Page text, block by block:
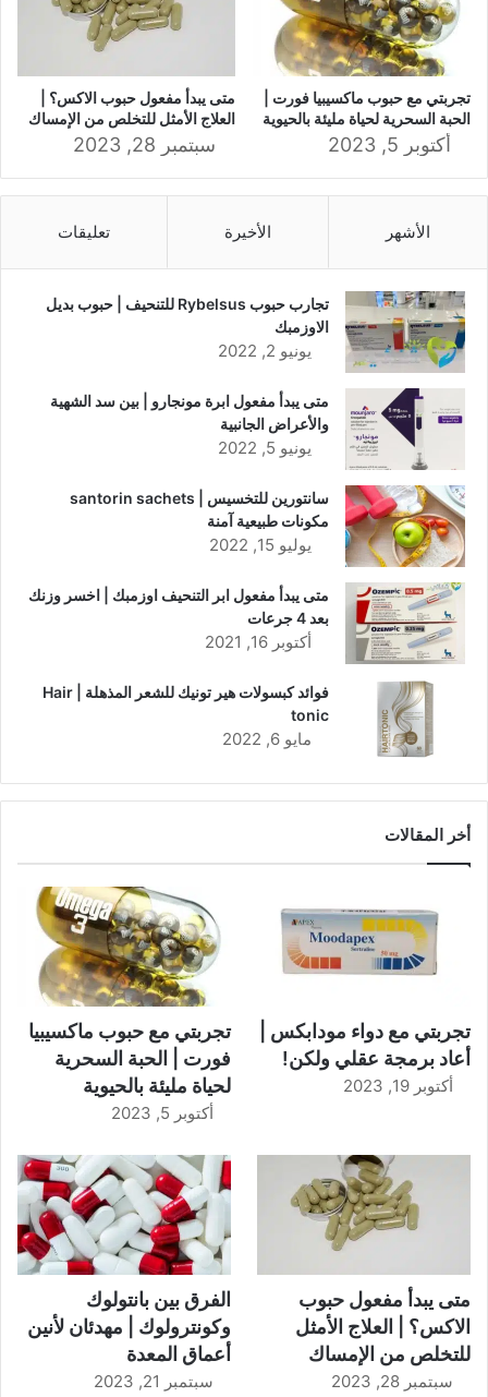
تجربتي مع حبوب ماكسيبيا فورت |
الحبة السحرية لحياة مليئة بالحيوية
أكتوبر 5, 2023
متى يبدأ مفعول حبوب الاكس؟ |
العلاج الأمثل للتخلص من الإمساك
سبتمبر 28, 2023
الأشهر الأخيرة تعليقات
تجارب حبوب Rybelsus للتنحيف | حبوب بديل
الاوزمبك
يونيو 2, 2022
متى يبدأ مفعول ابرة مونجارو | بين سد الشهية
والأعراض الجانبية
يونيو 5, 2022
سانتورين للتخسيس | santorin sachets
مكونات طبيعية آمنة
يوليو 15, 2022
متى يبدأ مفعول ابر التنحيف اوزمبك | اخسر وزنك
بعد 4 جرعات
أكتوبر 16, 2021
فوائد كبسولات هير تونيك للشعر المذهلة | Hair
tonic
مايو 6, 2022
أخر المقالات
تجربتي مع دواء مودابكس |
أعاد برمجة عقلي ولكن!
أكتوبر 19, 2023
تجربتي مع حبوب ماكسيبيا
فورت | الحبة السحرية
لحياة مليئة بالحيوية
أكتوبر 5, 2023
متى يبدأ مفعول حبوب
الاكس؟ | العلاج الأمثل
للتخلص من الإمساك
سبتمبر 28, 2023
الفرق بين بانتولوك
وكونترولوك | مهدئان لأنين
أعماق المعدة
سبتمبر 21, 2023